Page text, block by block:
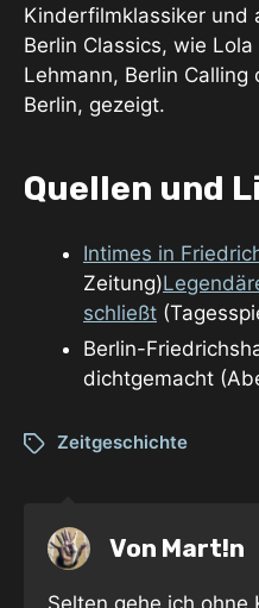
Kinderfilmklassiker und
Berlin Classics, wie
Lehmann, Berlin
Berlin, gezeigt.
Quellen und
Intimes in
Zeitung)
schließt
Berlin-
dichtgemacht
Zeitgeschichte
Von Mart!n